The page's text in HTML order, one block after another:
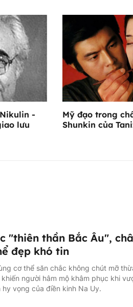
-
lưu
Mỹ đạo trong
Shunkin của
"thiên thần Bắc Âu",
đẹp khó tin
cơ thể săn chắc không chút mỡ
người hâm mộ khâm phục khi
vọng của điền kinh Na Uy.